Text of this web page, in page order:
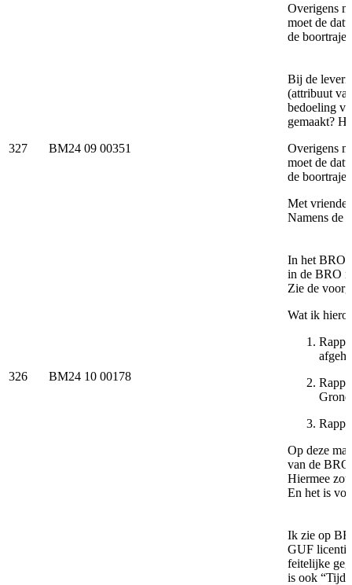
Overigens
moet de
de
327 BM24 09 00351
Bij de
(attribuut
bedoeling
gemaakt?
Overigens
moet de
de
Met
Namens de
326 BM24 10 00178
In het BRO
in de BRO
Zie de
Wat ik
Op deze
van de
Hiermee
En het is
Ik zie op
GUF
feitelijke
is ook